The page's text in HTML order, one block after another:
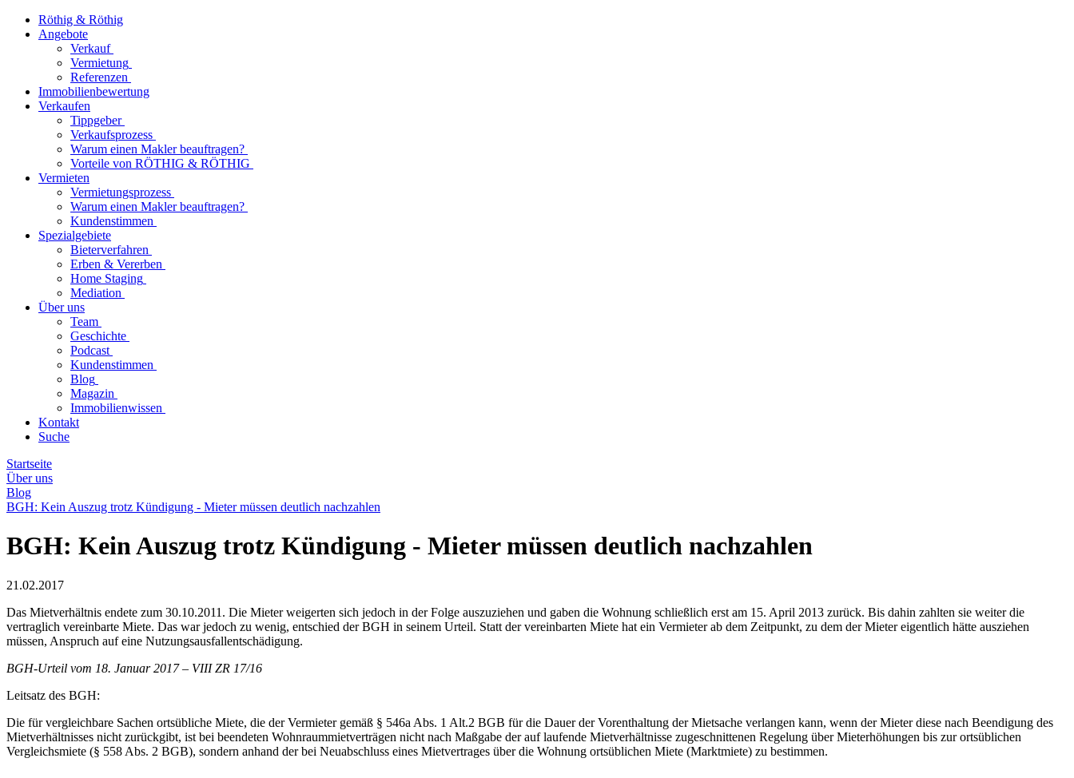
Röthig & Röthig
Angebote
Verkauf
Vermietung
Referenzen
Immobilienbewertung
Verkaufen
Tippgeber
Verkaufsprozess
Warum einen Makler beauftragen?
Vorteile von RÖTHIG & RÖTHIG
Vermieten
Vermietungsprozess
Warum einen Makler beauftragen?
Kundenstimmen
Spezialgebiete
Bieterverfahren
Erben & Vererben
Home Staging
Mediation
Über uns
Team
Geschichte
Podcast
Kundenstimmen
Blog
Magazin
Immobilienwissen
Kontakt
Suche
Startseite
Über uns
Blog
BGH: Kein Auszug trotz Kündigung - Mieter müssen deutlich nachzahlen
BGH: Kein Auszug trotz Kündigung - Mieter müssen deutlich nachzahlen
21.02.2017
Das Mietverhältnis endete zum 30.10.2011. Die Mieter weigerten sich jedoch in der Folge auszuziehen und gaben die Wohnung schließlich erst am 15. April 2013 zurück. Bis dahin zahlten sie weiter die
vertraglich vereinbarte Miete. Das war jedoch zu wenig, entschied der BGH in seinem Urteil. Statt der vereinbarten Miete hat ein Vermieter ab dem Zeitpunkt, zu dem der Mieter eigentlich hätte ausziehen
müssen, Anspruch auf eine Nutzungsausfallentschädigung.
BGH-Urteil vom 18. Januar 2017 – VIII ZR 17/16
Leitsatz des BGH:
Die für vergleichbare Sachen ortsübliche Miete, die der Vermieter gemäß § 546a Abs. 1 Alt.2 BGB für die Dauer der Vorenthaltung der Mietsache verlangen kann, wenn der Mieter diese nach Beendigung des
Mietverhältnisses nicht zurückgibt, ist bei beendeten Wohnraummietverträgen nicht nach Maßgabe der auf laufende Mietverhältnisse zugeschnittenen Regelung über Mieterhöhungen bis zur ortsüblichen
Vergleichsmiete (§ 558 Abs. 2 BGB), sondern anhand der bei Neuabschluss eines Mietvertrages über die Wohnung ortsüblichen Miete (Marktmiete) zu bestimmen.